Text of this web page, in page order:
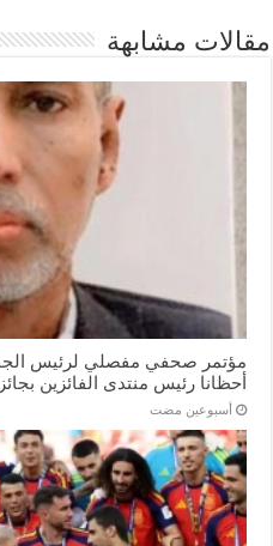
مقالات مشابهة
مؤتمر صحفي مفصلي لرئيس
أحظانا رئيس منتدى الفائزين
‏أسبوعين مضت